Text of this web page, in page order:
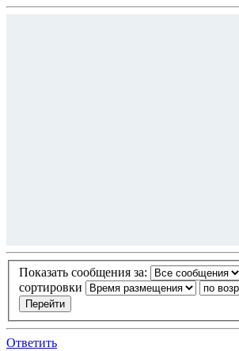
Показать сообщения за:
сортировки
Ответить